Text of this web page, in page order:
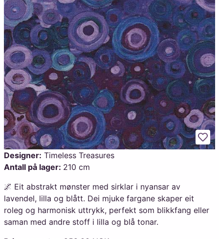
Designer: Timeless Treasures
Antall på lager: 210 cm
🌌 Eit abstrakt mønster med sirklar i nyansar av
lavendel, lilla og blått. Dei mjuke fargane skaper eit
roleg og harmonisk uttrykk, perfekt som blikkfang eller
saman med andre stoff i lilla og blå tonar.